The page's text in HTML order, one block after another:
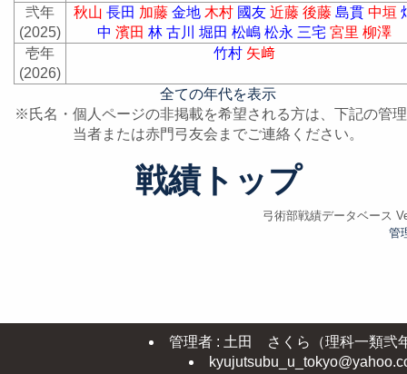
弐年
(2025)
秋山 長田 加藤 金地 木村 國友 近藤 後藤 島貫 中垣
中 濱田 林 古川 堀田 松嶋 松永 三宅 宮里 柳澤
壱年
(2026)
竹村 矢﨑
全ての年代を表示
※氏名・個人ページの非掲載を希望される方は、下記の管
当者または赤門弓友会までご連絡ください。
戦績トップ
弓術部戦績データベース
管
管理者 : 土田 さくら（理科一類弐